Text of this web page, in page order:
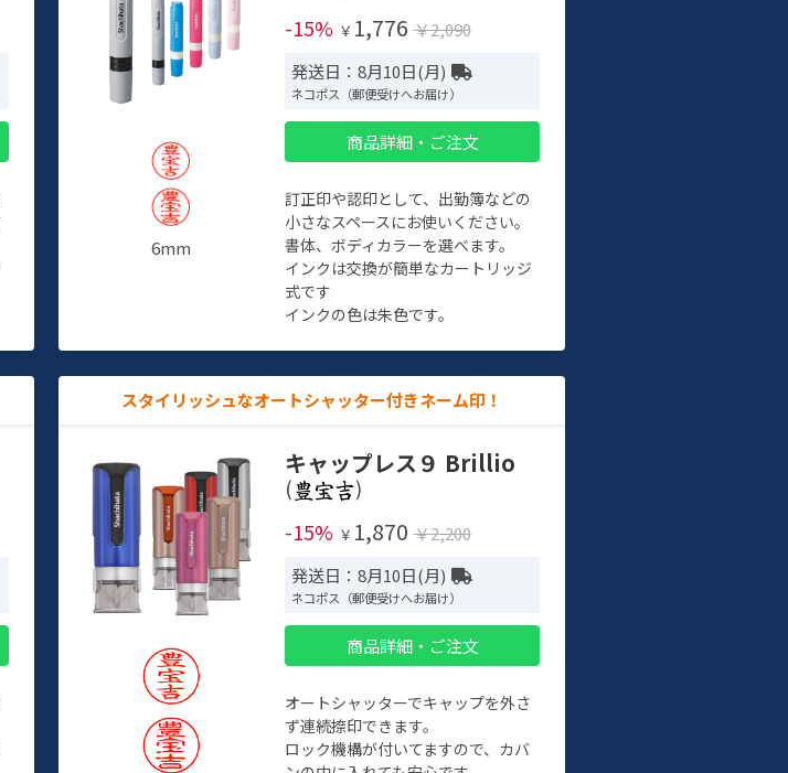
6mm
-15% ￥ 1,776 ￥2,090
発送日：8月10日(月)
ネコポス（郵便受けへお届け）
商品詳細・ご注文
訂正印や認印として、出勤簿などの
小さなスペースにお使いください。
書体、ボディカラーを選べます。
インクは交換が簡単なカートリッジ
式です
インクの色は朱色です。
スタイリッシュなオートシャッター付きネーム印！
キャップレス９ Brillio
(
)
-15% ￥ 1,870 ￥2,200
発送日：8月10日(月)
ネコポス（郵便受けへお届け）
商品詳細・ご注文
オートシャッターでキャップを外さ
ず連続捺印できます。
ロック機構が付いてますので、カバ